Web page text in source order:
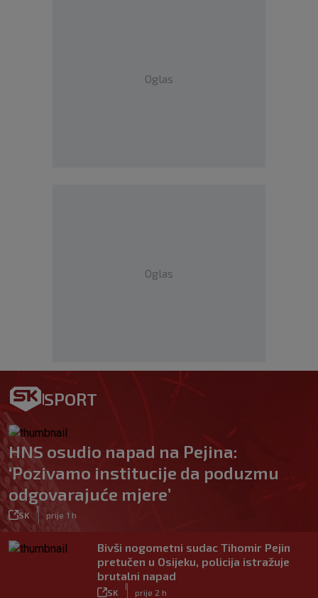
Oglas
Oglas
SPORT
HNS osudio napad na Pejina:
‘Pozivamo institucije da poduzmu
odgovarajuće mjere’
SK prije 1 h
Bivši nogometni sudac Tihomir Pejin
pretučen u Osijeku, policija istražuje
brutalni napad
SK prije 2 h